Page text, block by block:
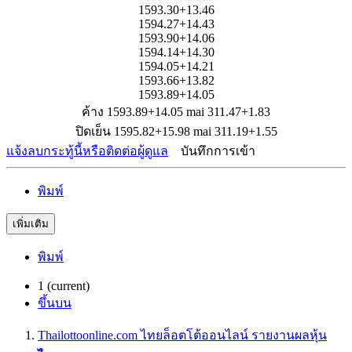
1593.30+13.46
1594.27+14.43
1593.90+14.06
1594.14+14.30
1594.05+14.21
1593.66+13.82
1593.89+14.05
ค้าง 1593.89+14.05 mai 311.47+1.83
ปิดเย็น 1595.82+15.98 mai 311.19+1.55
แจ้งลบกระทู้นี้หรือติดต่อผู้ดูแล
บันทึกการเข้า
พิมพ์
เพิ่มเติม
พิมพ์
1 (current)
ขึ้นบน
Thailottoonline.com ไทยล็อตโต้ออนไลน์ รายงานผลหุ้น